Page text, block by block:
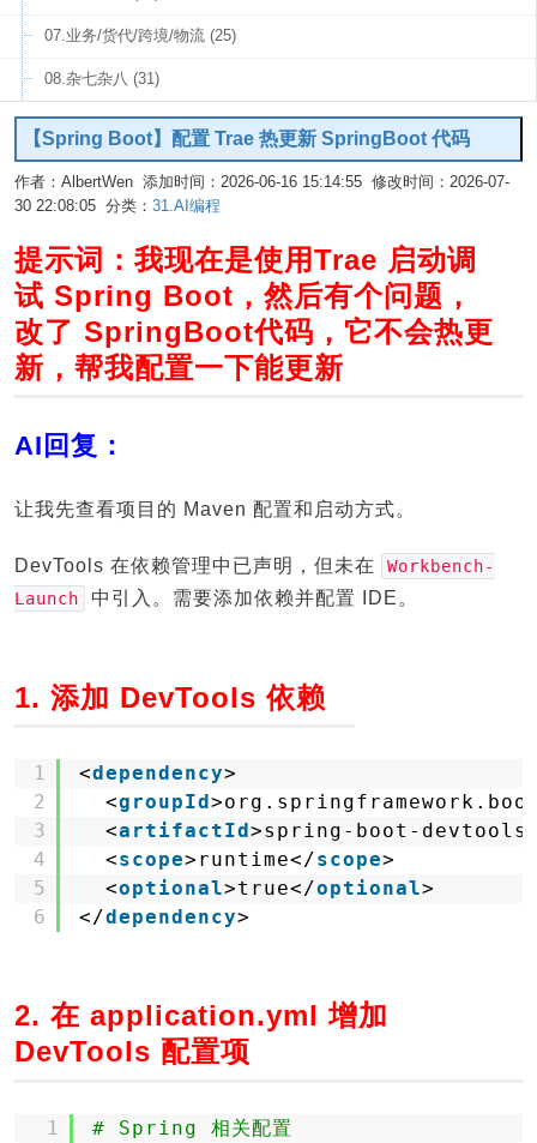
07.业务/货代/跨境/物流 (25)
08.杂七杂八 (31)
【Spring Boot】配置 Trae 热更新 SpringBoot 代码
作者：AlbertWen 添加时间：2026-06-16 15:14:55 修改时间：2026-07-
30 22:08:05 分类： 31.AI编程
提示词：我现在是使用Trae 启动调
试 Spring Boot，然后有个问题，
改了 SpringBoot代码，它不会热更
新，帮我配置一下能更新
AI回复：
让我先查看项目的 Maven 配置和启动方式。
DevTools 在依赖管理中已声明，但未在
Workbench-
Launch
中引入。需要添加依赖并配置 IDE。
1. 添加 DevTools 依赖
1
2
3
4
5
6
<dependency>
<groupId
<artifactId >spring-boot-
<scope>runtime</scope>
<optional>true</optional>
</dependency>
2. 在 application.yml 增加
DevTools 配置项
1
# Spring 相关配置